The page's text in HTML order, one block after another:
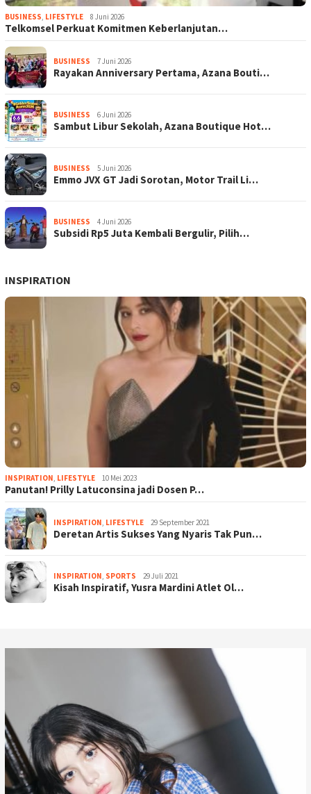
BUSINESS, LIFESTYLE 8 Juni 2026
Telkomsel Perkuat Komitmen Keberlanjutan…
BUSINESS 7 Juni 2026
Rayakan Anniversary Pertama, Azana Bouti…
BUSINESS 6 Juni 2026
Sambut Libur Sekolah, Azana Boutique Hot…
BUSINESS 5 Juni 2026
Emmo JVX GT Jadi Sorotan, Motor Trail Li…
BUSINESS 4 Juni 2026
Subsidi Rp5 Juta Kembali Bergulir, Pilih…
INSPIRATION
INSPIRATION, LIFESTYLE 10 Mei 2023
Panutan! Prilly Latuconsina jadi Dosen P…
INSPIRATION, LIFESTYLE 29 September 2021
Deretan Artis Sukses Yang Nyaris Tak Pun…
INSPIRATION, SPORTS 29 Juli 2021
Kisah Inspiratif, Yusra Mardini Atlet Ol…